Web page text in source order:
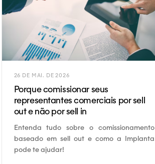
26 DE MAI. DE 2026
Porque comissionar seus
representantes comerciais por sell
out e não por sell in
Entenda tudo sobre o comissionamento
baseado em sell out e como a Implanta
pode te ajudar!